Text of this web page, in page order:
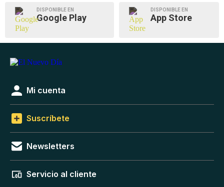
DISPONIBLE EN
Google Play
DISPONIBLE EN
App Store
Mi cuenta
Suscríbete
Newsletters
Servicio al cliente